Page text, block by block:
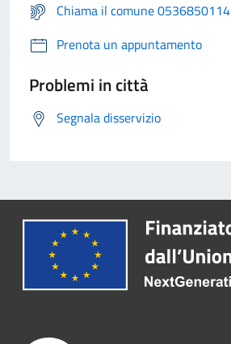
Chiama il comune 0536850114
Prenota un appuntamento
Problemi in città
Segnala disservizio